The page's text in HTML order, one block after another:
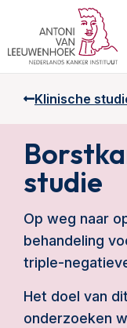
Klinische
studie
Op weg naar
behandeling
triple-
Het doel van
onderzoeken